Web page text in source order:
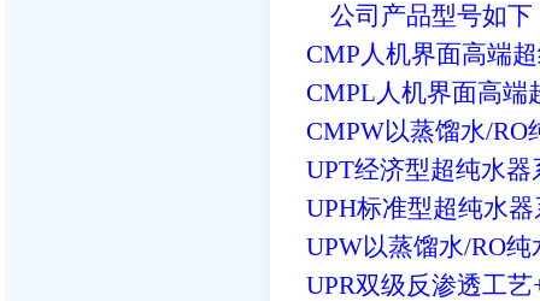
公司产品型号如下
CMP人机界面高端
CMPL人机界面高端
CMPW以蒸馏水/
UPT经济型超纯水
UPH标准型超纯水
UPW以蒸馏水/RO
UPR双级反渗透工